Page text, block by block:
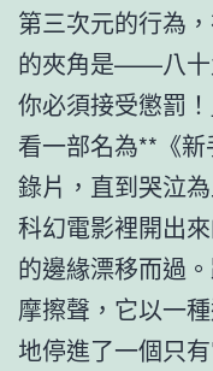
第三次元的行為
的夾角是——八十
你必須接受懲罰
看一部名為**《
錄片，直到哭泣
科幻電影裡開出
的邊緣漂移而過
摩擦聲，它以一
地停進了一個只